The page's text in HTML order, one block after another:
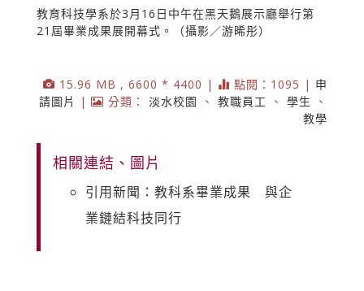
教育科技學系於3月16日中午在黑天鵝展示廳舉行第
21屆畢業成果展開幕式。（攝影／游晞彤）
15.96 MB , 6600 * 4400 | 點閱：1095 | 申
請圖片
| 分類： 淡水校園 、 教職員工 、 學生
、
教學
相關連結、圖片
引用新聞：教科系畢業成果 與企
業鏈結科技同行